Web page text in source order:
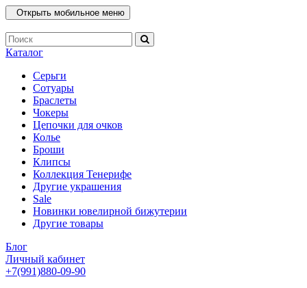
Открыть мобильное меню
Каталог
Серьги
Сотуары
Браслеты
Чокеры
Цепочки для очков
Колье
Броши
Клипсы
Коллекция Тенерифе
Другие украшения
Sale
Новинки ювелирной бижутерии
Другие товары
Блог
Личный кабинет
+7(991)880-09-90